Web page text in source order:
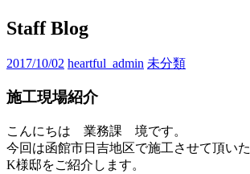
Staff Blog
2017/10/02 heartful_admin 未分類
施工現場紹介
こんにちは 業務課 境です。
今回は函館市日吉地区で施工させて頂いた
K様邸をご紹介します。